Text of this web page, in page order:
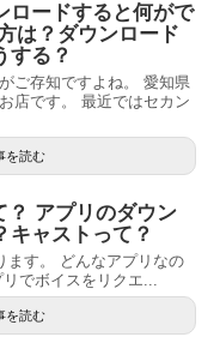
ロードすると何がで
は？ダウンロード
する？
ご存知ですよね。 愛知県
店です。 最近ではセカン
を読む
？ アプリのダウン
キャストって？
ます。 どんなアプリなの
でボイスをリクエ...
を読む